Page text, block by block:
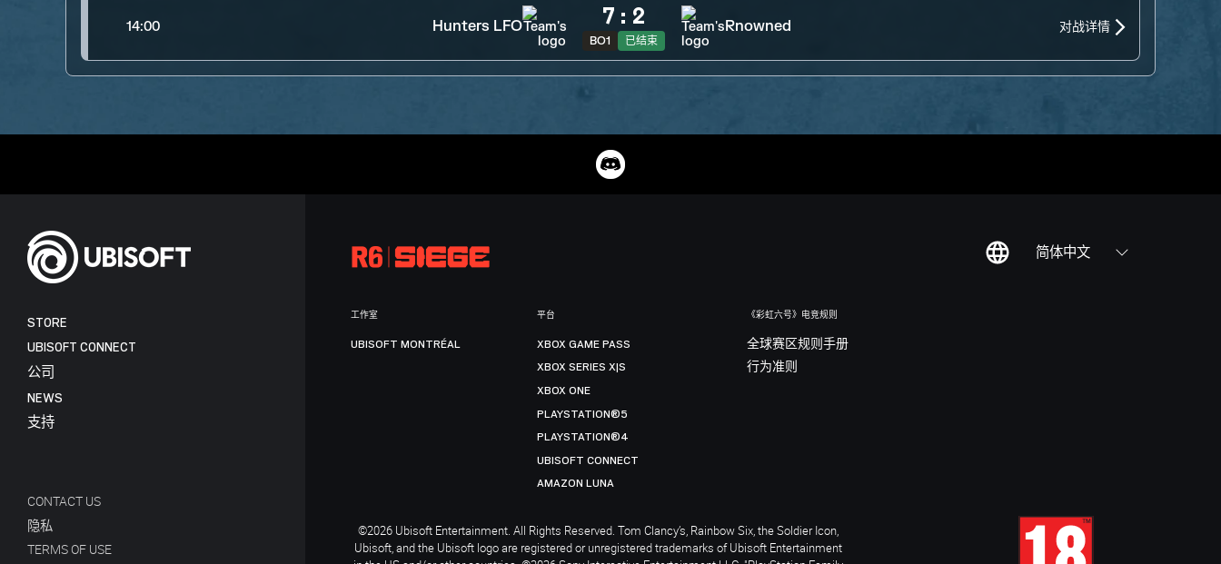
14:00 Hunters LFO 7 : 2
BO1 已结束
Rnowned 对战详情
简体中文
STORE
UBISOFT CONNECT
公司
NEWS
支持
CONTACT US
隐私
TERMS OF USE
工作室
UBISOFT MONTRÉAL
平台
XBOX GAME PASS
XBOX SERIES X|S
XBOX ONE
PLAYSTATION®5
PLAYSTATION®4
UBISOFT CONNECT
AMAZON LUNA
《彩虹六号》电竞规则
全球赛区规则手册
行为准则
©2026 Ubisoft Entertainment. All Rights Reserved. Tom Clancy’s, Rainbow Six, the Soldier Icon,
Ubisoft, and the Ubisoft logo are registered or unregistered trademarks of Ubisoft Entertainment